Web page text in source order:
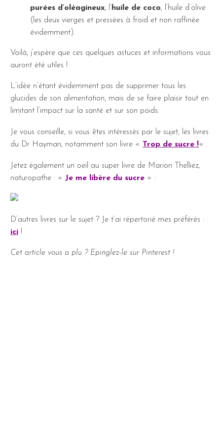
purées d’oléagineux, l’ huile de coco, l’huile d’olive
(les deux vierges et pressées à froid et non raffinée
évidemment).
Voilà, j’espère que ces quelques astuces et informations vous
auront été utiles !
L’idée n’étant évidemment pas de supprimer tous les
glucides de son alimentation, mais de se faire plaisir tout en
limitant l’impact sur la santé et sur son poids.
Je vous conseille, si vous êtes intéressés par le sujet, les livres
du Dr Hayman, notamment son livre « Trop de sucre !« .
Jetez également un oeil au super livre de Marion Thelliez,
naturopathe : « Je me libère du sucre » :
D’autres livres sur le sujet ? Je t’ai répertorié mes préférés :
ici !
Cet article vous a plu ? Epinglez-le sur Pinterest !